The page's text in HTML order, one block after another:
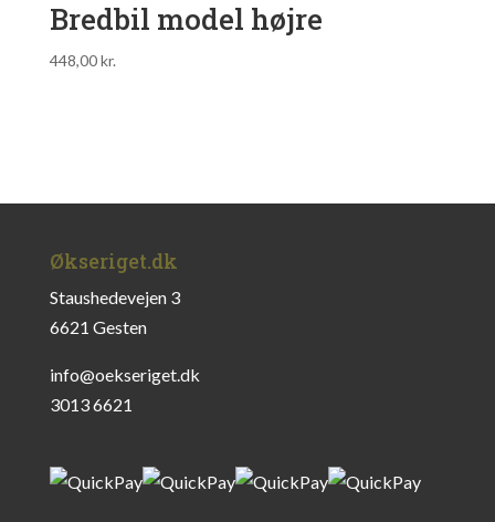
Bredbil model højre
448,00kr.
Økseriget.dk
Staushedevejen 3
6621 Gesten
info@oekseriget.dk
3013 6621